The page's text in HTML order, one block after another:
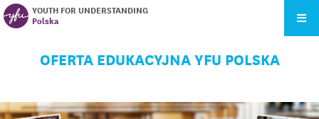
YOUTH FOR UNDERSTANDING
Polska
OFERTA EDUKACYJNA YFU POLSKA